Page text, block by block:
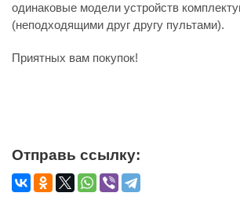
одинаковые модели устройств
(неподходящими друг другу пультами).
Приятных вам покупок!
Отправь ссылку: